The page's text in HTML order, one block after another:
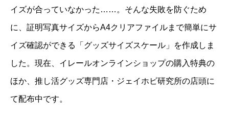
イズが合っていなかった……。そんな失敗を防ぐため
に、証明写真サイズからA4クリアファイルまで簡単にサ
イズ確認ができる「グッズサイズスケール」を作成しま
した。現在、イレールオンラインショップの購入特典の
ほか、推し活グッズ専門店・ジェイホビ研究所の店頭に
て配布中です。